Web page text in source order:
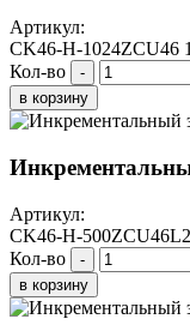
Артикул:
CK46-H-1024ZCU46
Кол-во
-
в корзину
Артикул:
CK46-H-
Кол-во
-
в корзину